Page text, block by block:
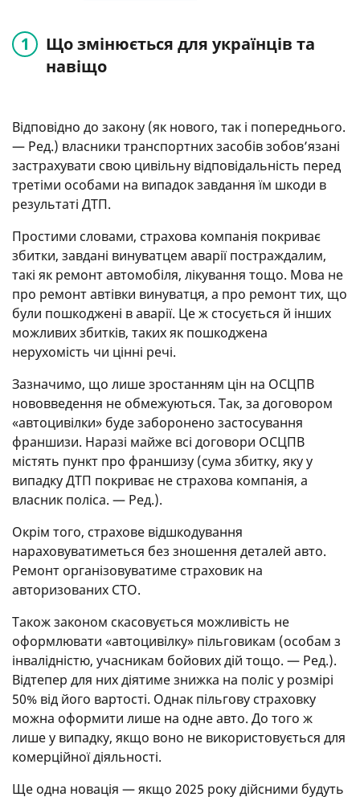
Що змінюється для українців та
навіщо
Відповідно до закону (як нового, так і попереднього.
— Ред.) власники транспортних засобів зобов’язані
застрахувати свою цивільну відповідальність перед
третіми особами на випадок завдання їм шкоди в
результаті ДТП.
Простими словами, страхова компанія покриває
збитки, завдані винуватцем аварії постраждалим,
такі як ремонт автомобіля, лікування тощо. Мова не
про ремонт автівки винуватця, а про ремонт тих, що
були пошкоджені в аварії. Це ж стосується й інших
можливих збитків, таких як пошкоджена
нерухомість чи цінні речі.
Зазначимо, що лише зростанням цін на ОСЦПВ
нововведення не обмежуються. Так, за договором
«автоцивілки» буде заборонено застосування
франшизи. Наразі майже всі договори ОСЦПВ
містять пункт про франшизу (сума збитку, яку у
випадку ДТП покриває не страхова компанія, а
власник поліса. — Ред.).
Окрім того, страхове відшкодування
нараховуватиметься без зношення деталей авто.
Ремонт організовуватиме страховик на
авторизованих СТО.
Також законом скасовується можливість не
оформлювати «автоцивілку» пільговикам (особам з
інвалідністю, учасникам бойових дій тощо. — Ред.).
Відтепер для них діятиме знижка на поліс у розмірі
50% від його вартості. Однак пільгову страховку
можна оформити лише на одне авто. До того ж
лише у випадку, якщо воно не використовується для
комерційної діяльності.
Ще одна новація — якщо 2025 року дійсними будуть